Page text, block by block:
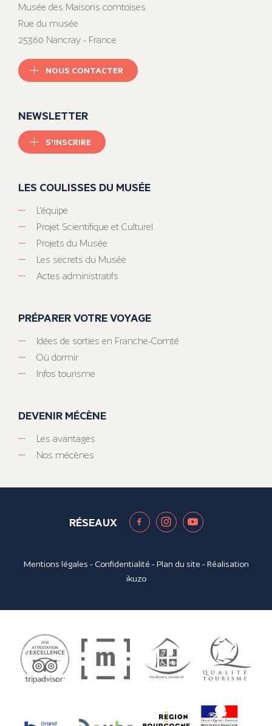
Musée des Maisons comtoises
Rue du musée
25360 Nancray - France
NOUS CONTACTER
NEWSLETTER
S'INSCRIRE
LES COULISSES DU MUSÉE
L’équipe
Projet Scientifique et Culturel
Projets du Musée
Les secrets du Musée
Actes administratifs
PRÉPARER VOTRE VOYAGE
Idées de sorties en Franche-Comté
Où dormir
Infos tourisme
DEVENIR MÉCÈNE
Les avantages
Nos mécènes
RÉSEAUX
Mentions légales - Confidentialité -Plan du site - Réalisation
ikuzo